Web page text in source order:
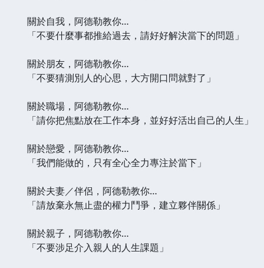
關於自我，阿德勒教你…
「不要什麼事都推給過去，請好好解決當下的問題」
關於朋友，阿德勒教你…
「不要猜測別人的心思，大方開口問就對了」
關於職場，阿德勒教你…
「請你把焦點放在工作本身，並好好活出自己的人生」
關於戀愛，阿德勒教你…
「我們能做的，只有全心全力專注於當下」
關於夫妻／伴侶，阿德勒教你…
「請放棄永無止盡的權力鬥爭，建立夥伴關係」
關於親子，阿德勒教你…
「不要涉足介入親人的人生課題」